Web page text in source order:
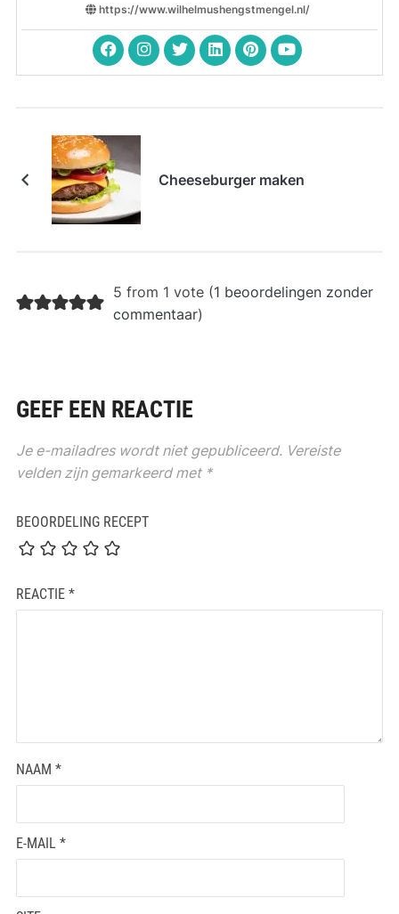
https://www.wilhelmushengstmengel.nl/
Cheeseburger maken
5 from 1 vote (1 beoordelingen zonder
commentaar)
GEEF EEN REACTIE
Je e-mailadres wordt niet gepubliceerd. Vereiste
velden zijn gemarkeerd met *
BEOORDELING RECEPT
REACTIE *
NAAM *
E-MAIL *